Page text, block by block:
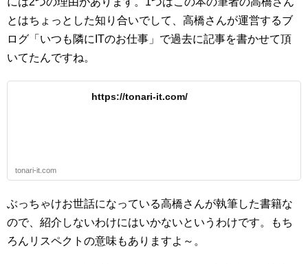
とはちょっとした知り合いでして、高橋さんが運営するブ
ログ「いつも隣にITのお仕事」で過去に記事を書かせて頂
いてたんですね。
https://tonari-it.com/
tonari-it.com
ぶっちゃけお世話になっている高橋さんが執筆した書籍な
ので、紹介しないわけにはいかないというわけです。もち
ろんリスペクトの意味もありますよ～。